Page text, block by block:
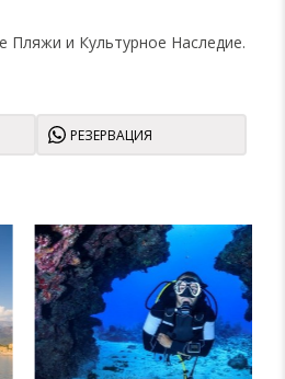
Пляжи и Культурное Наследие.
РЕЗЕРВАЦИЯ